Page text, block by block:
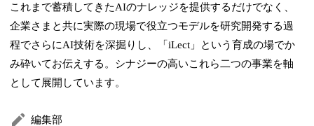
これまで蓄積してきたAIのナレッジを提供するだけでなく、
企業さまと共に実際の現場で役立つモデルを研究開発する過
程でさらにAI技術を深掘りし、「iLect」という育成の場でか
み砕いてお伝えする。シナジーの高いこれら二つの事業を軸
として展開しています。
編集部